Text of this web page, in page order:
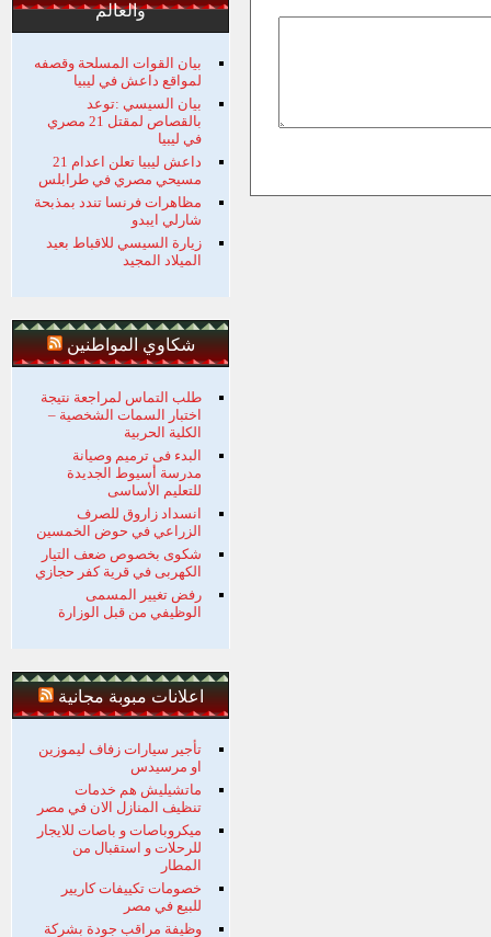
والعالم
بيان القوات المسلحة وقصفه
لمواقع داعش في ليبيا
بيان السيسي :توعد
بالقصاص لمقتل 21 مصري
في ليبيا
داعش ليبيا تعلن اعدام 21
مسيحي مصري في طرابلس
مظاهرات فرنسا تندد بمذبحة
شارلي ايبدو
زيارة السيسي للاقباط بعيد
الميلاد المجيد
شكاوي المواطنين
طلب التماس لمراجعة نتيجة
اختبار السمات الشخصية –
الكلية الحربية
البدء فى ترميم وصيانة
مدرسة أسيوط الجديدة
للتعليم الأساسى
انسداد زاروق للصرف
الزراعي في حوض الخمسين
شكوى بخصوص ضعف التيار
الكهربى في قرية كفر حجازي
رفض تغيير المسمى
الوظيفي من قبل الوزارة
اعلانات مبوبة مجانية
تأجير سيارات زفاف ليموزين
او مرسيدس
ماتشيليش هم خدمات
تنظيف المنازل الان في مصر
ميكروباصات و باصات للايجار
للرحلات و استقبال من
المطار
خصومات تكييفات كاريير
للبيع في مصر
وظيفة مراقب جودة بشركة